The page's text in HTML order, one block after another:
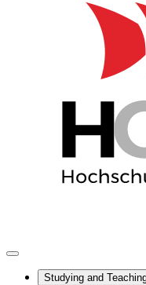
Studying and